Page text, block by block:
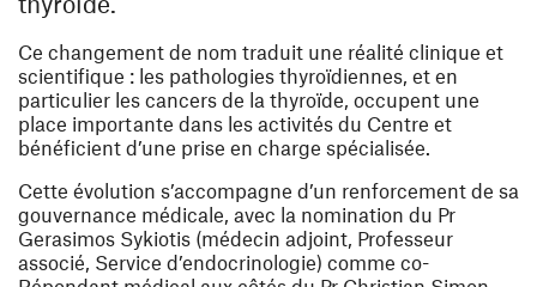
Ce changement de nom traduit une réalité clinique et
scientifique : les pathologies thyroïdiennes, et en
particulier les cancers de la thyroïde, occupent une
place importante dans les activités du Centre et
bénéficient d’une prise en charge spécialisée.
Cette évolution s’accompagne d’un renforcement de sa
gouvernance médicale, avec la nomination du Pr
Gerasimos Sykiotis (médecin adjoint, Professeur
associé, Service d’endocrinologie) comme co-